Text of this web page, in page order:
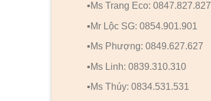
▪️Ms Trang Eco: 0847.827.827
▪️Mr Lộc SG: 0854.901.901
▪️Ms Phượng: 0849.627.627
▪️Ms Linh: 0839.310.310
▪️Ms Thúy: 0834.531.531